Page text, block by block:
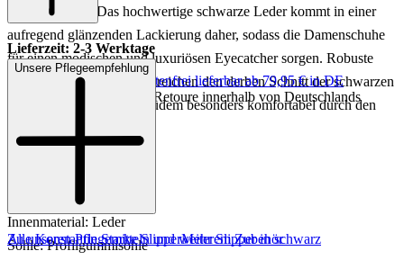
tragen können! Das hochwertige schwarze Leder kommt in einer
aufregend glänzenden Lackierung daher, sodass die Damenschuhe
für einen modischen und luxuriösen Eyecatcher sorgen. Robuste
Profilgummisohlen unterstreichen den derben Schnitt der schwarzen
Slipper und bringen Sie zudem besonders komfortabel durch den
Material: Leder
Innenmaterial: Leder
Sohle: Profilgummisohle
Lieferzeit: 2-3 Werktage
Keine Versandkosten:
kostenfrei lieferbar ab 79,95 € in DE
Einfache und Kostenlose Retoure innerhalb von Deutschlands
Unsere Pflegeempfehlung
Zu unseren Pflegemitteln und weiterem Zubehör
Alle Konstantin Starke SlipperMehr Slipper in schwarz